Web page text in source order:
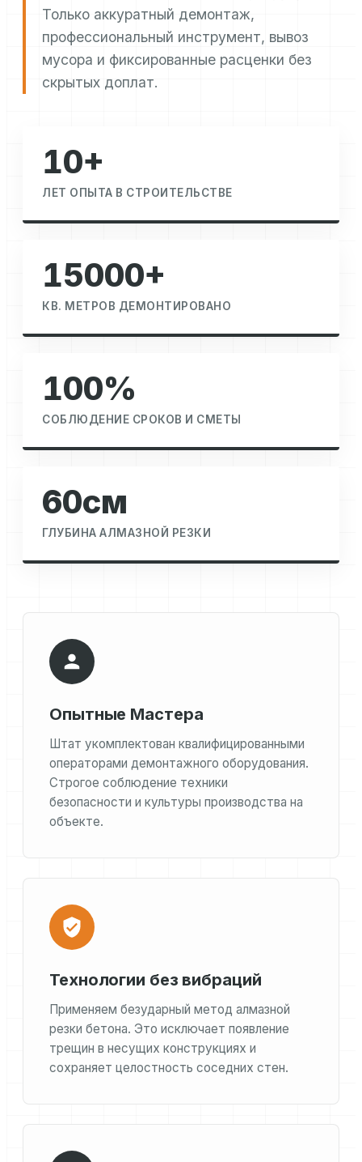
Только аккуратный демонтаж,
профессиональный инструмент, вывоз
мусора и фиксированные расценки без
скрытых доплат.
10+
ЛЕТ ОПЫТА В СТРОИТЕЛЬСТВЕ
15000+
КВ. МЕТРОВ ДЕМОНТИРОВАНО
100%
СОБЛЮДЕНИЕ СРОКОВ И СМЕТЫ
60см
ГЛУБИНА АЛМАЗНОЙ РЕЗКИ
Опытные Мастера
Штат укомплектован квалифицированными
операторами демонтажного оборудования.
Строгое соблюдение техники
безопасности и культуры производства на
объекте.
Технологии без вибраций
Применяем безударный метод алмазной
резки бетона. Это исключает появление
трещин в несущих конструкциях и
сохраняет целостность соседних стен.